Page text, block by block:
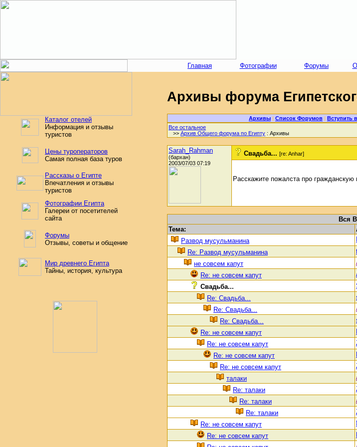
Главная Фотографии Форумы
Каталог отелей
Информация и отзывы
туристов
Цены туроператоров
Самая полная база туров
Рассказы о Египте
Впечатления и отзывы
туристов
Фотографии Египта
Галереи от посетителей
сайта
Форумы
Отзывы, советы и общение
Мир древнего Египта
Тайны, история, культура
Архивы форума
Архивы | Список Форумов | Вступить
Все остальное
>> Архив Общего форума по Египту : Архивы
Sarah_Rahman
(бархан)
2003/07/03 07:19
Свадьба... [re: Anhar]
Расскажите пожалста про
Вся
Тема:
Развод мусульманина
Re: Развод мусульманина
не совсем капут
Re: не совсем капут
Свадьба...
Re: Свадьба...
Re: Свадьба...
Re: Свадьба...
Re: не совсем капут
Re: не совсем капут
Re: не совсем капут
Re: не совсем капут
талаки
Re: талаки
Re: талаки
Re: талаки
Re: не совсем капут
Re: не совсем капут